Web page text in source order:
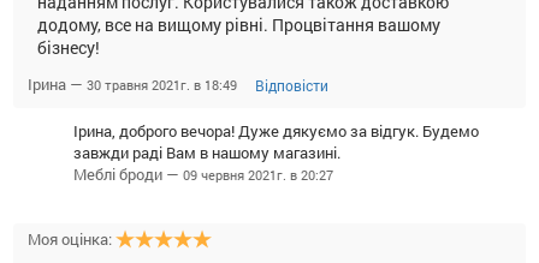
додому, все на вищому рівні. Процвітання вашому
бізнесу!
Ірина — 30 травня 2021г. в 18:49 Відповісти
Ірина, доброго вечора! Дуже дякуємо за відгук. Будемо
завжди раді Вам в нашому магазині.
Меблі броди — 09 червня 2021г. в 20:27
Моя оцінка: